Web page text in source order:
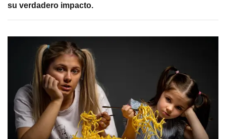
su verdadero impacto.